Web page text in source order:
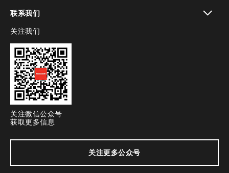
联系我们
toggle view
关注我们
关注微信公众号
获取更多信息
关注更多公众号